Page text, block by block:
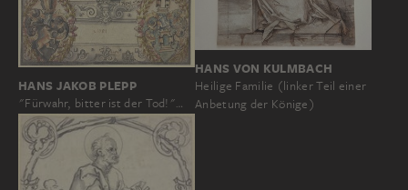
HANS JAKOB PLEPP
"Fürwahr, bitter ist der Tod!"…
HANS VON KULMBACH
Heilige Familie (linker Teil einer
Anbetung der Könige)